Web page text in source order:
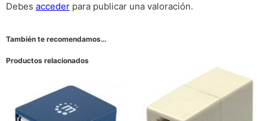
Debes acceder para publicar una valoración.
También te recomendamos…
Productos relacionados